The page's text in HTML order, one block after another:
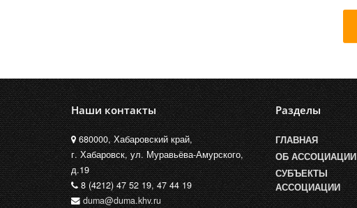
Наши контакты
680000, Хабаровский край,
г. Хабаровск, ул. Муравьёва-Амурского,
д.19
8 (4212) 47 52 19, 47 44 19
duma@duma.khv.ru
Разделы
ГЛАВНАЯ
ОБ АССОЦИАЦИИ
СУБЪЕКТЫ
АССОЦИАЦИИ